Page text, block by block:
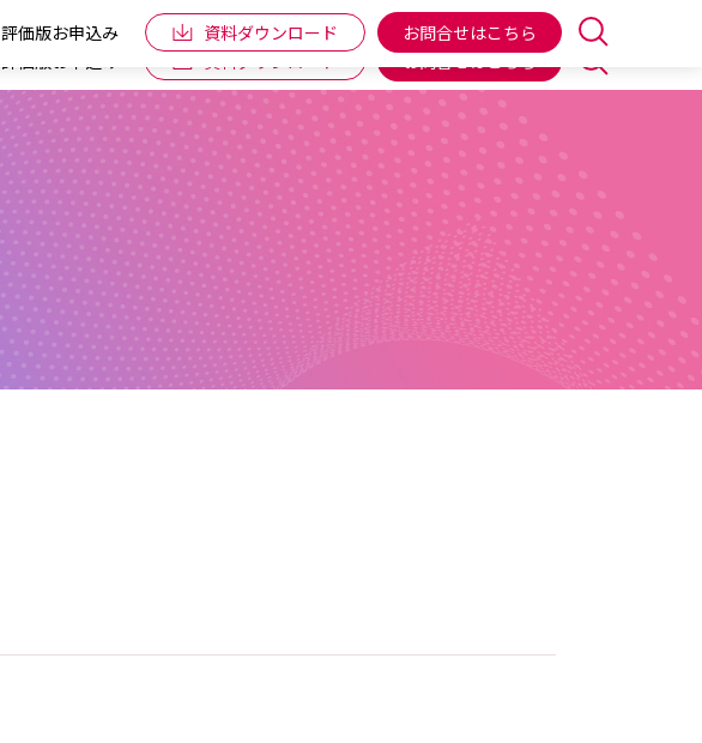
企業情報 IR情報 個人向け商品 ENGLISH
評価版お申込み 資料ダウンロード お問合せはこちら
評価版お申込み 資料ダウンロード お問合せはこちら